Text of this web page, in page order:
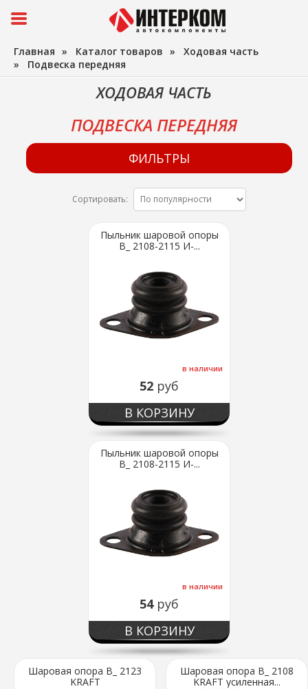
Главная » Каталог товаров » Ходовая часть
» Подвеска передняя
ХОДОВАЯ ЧАСТЬ
ПОДВЕСКА ПЕРЕДНЯЯ
ФИЛЬТРЫ
Сортировать:
Пыльник шаровой опоры
В_ 2108-2115 И-...
в наличии
52 руб
В КОРЗИНУ
Пыльник шаровой опоры
В_ 2108-2115 И-...
в наличии
54 руб
В КОРЗИНУ
Шаровая опора В_ 2123
KRAFT
Шаровая опора В_ 2108
KRAFT усиленная...